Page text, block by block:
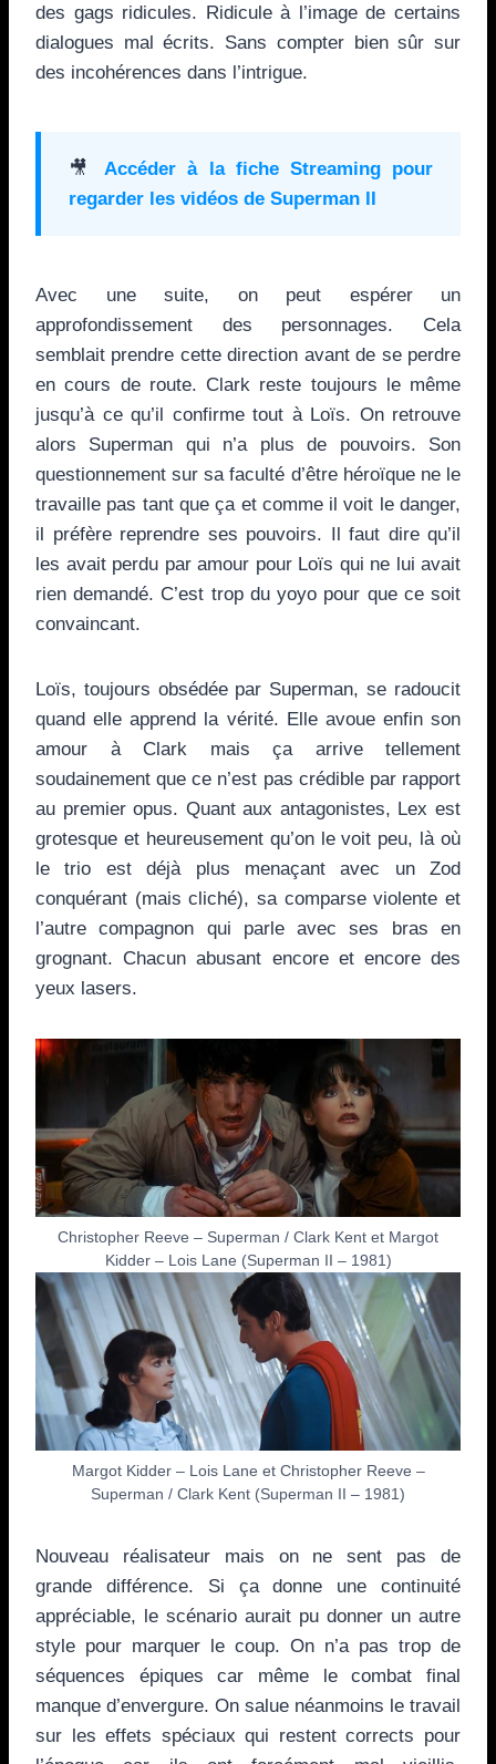
des gags ridicules. Ridicule à l’image de certains
dialogues mal écrits. Sans compter bien sûr sur
des incohérences dans l’intrigue.
🎥 Accéder à la fiche Streaming pour
regarder les vidéos de Superman II
Avec une suite, on peut espérer un
approfondissement des personnages. Cela
semblait prendre cette direction avant de se perdre
en cours de route. Clark reste toujours le même
jusqu’à ce qu’il confirme tout à Loïs. On retrouve
alors Superman qui n’a plus de pouvoirs. Son
questionnement sur sa faculté d’être héroïque ne le
travaille pas tant que ça et comme il voit le danger,
il préfère reprendre ses pouvoirs. Il faut dire qu’il
les avait perdu par amour pour Loïs qui ne lui avait
rien demandé. C’est trop du yoyo pour que ce soit
convaincant.
Loïs, toujours obsédée par Superman, se radoucit
quand elle apprend la vérité. Elle avoue enfin son
amour à Clark mais ça arrive tellement
soudainement que ce n’est pas crédible par rapport
au premier opus. Quant aux antagonistes, Lex est
grotesque et heureusement qu’on le voit peu, là où
le trio est déjà plus menaçant avec un Zod
conquérant (mais cliché), sa comparse violente et
l’autre compagnon qui parle avec ses bras en
grognant. Chacun abusant encore et encore des
yeux lasers.
Christopher Reeve – Superman / Clark Kent et Margot
Kidder – Lois Lane (Superman II – 1981)
Margot Kidder – Lois Lane et Christopher Reeve –
Superman / Clark Kent (Superman II – 1981)
Nouveau réalisateur mais on ne sent pas de
grande différence. Si ça donne une continuité
appréciable, le scénario aurait pu donner un autre
style pour marquer le coup. On n’a pas trop de
séquences épiques car même le combat final
manque d’envergure. On salue néanmoins le travail
sur les effets spéciaux qui restent corrects pour